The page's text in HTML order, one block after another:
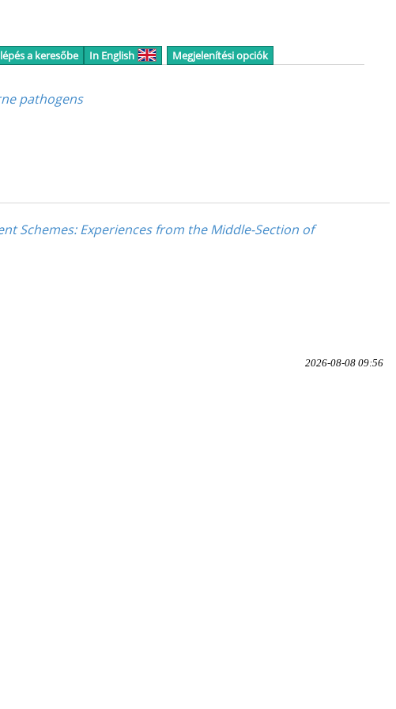
a keresőbe In English Megjelenítési opciók
pathogens
Schemes: Experiences from the Middle-Section of
2026-08-08 09:56